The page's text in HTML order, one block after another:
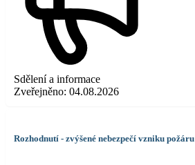
Sdělení a informace
Zveřejněno: 04.08.2026
Rozhodnutí - zvýšené nebezpečí vzniku požáru